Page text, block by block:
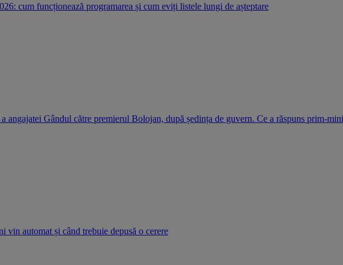
cum funcționează programarea și cum eviți listele lungi de așteptare
angajatei Gândul către premierul Bolojan, după ședința de guvern. Ce a răspuns prim-
vin automat și când trebuie depusă o cerere